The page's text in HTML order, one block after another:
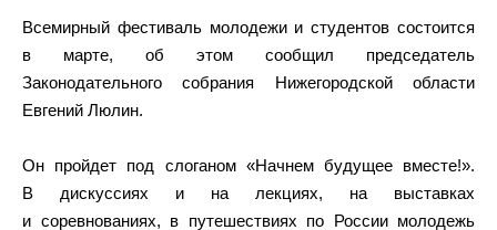
Всемирный фестиваль молодежи и студентов состоится
в марте, об этом сообщил председатель
Законодательного собрания Нижегородской области
Евгений Люлин.
Он пройдет под слоганом «Начнем будущее вместе!».
В дискуссиях и на лекциях, на выставках
и соревнованиях, в путешествиях по России молодежь